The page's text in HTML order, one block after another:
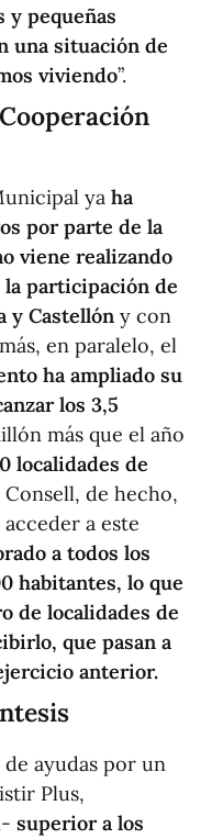
y pequeñas
una situación de
viviendo”.
ya ha
por parte de la
viene realizando
la participación de
y Castellón y con
en paralelo, el
ha ampliado su
los 3,5
más que el año
localidades de
Consell, de hecho,
a este
a todos los
habitantes, lo que
de localidades de
que pasan a
anterior.
ayudas por un
Plus,
superior a los